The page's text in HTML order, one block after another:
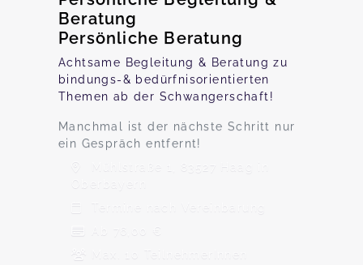
Beratung
Persönliche Beratung
Achtsame Begleitung & Beratung zu
bindungs-& bedürfnisorientierten
Themen ab der Schwangerschaft!
Manchmal ist der nächste Schritt nur
ein Gespräch entfernt!
Mühlstraße 1, 83527 Haag in
Oberbayern
Termine nach Vereinbarung
Ab 76,00 €
Max. 10 TeilnehmerInnen